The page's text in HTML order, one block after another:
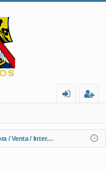
nt
ifi
ist
ra
Compra / Venta / Intercambio